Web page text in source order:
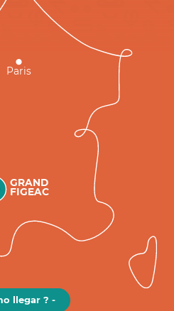
GRAND
FIGEAC
Paris
llegar ? -